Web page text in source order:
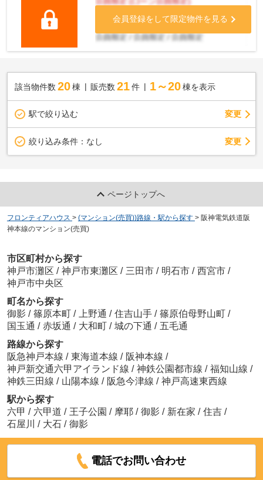
会員登録をして限定物件を見る
該当物件数 20棟 販売数 21 件 1～20 棟を表示
駅で絞り込む 変更
絞り込み条件： なし 変更
ページトップへ
フロンティアハウス > (マンション(売買))路線・駅から探す > 阪神電気鉄道阪
神本線のマンション(売買)
市区町村から探す
神戸市灘区 / 神戸市東灘区 / 三田市 / 明石市 / 西宮市 /
神戸市中央区
町名から探す
御影 / 篠原本町 / 上野通 / 住吉山手 / 篠原伯母野山町 /
国玉通 / 赤坂通 / 大和町 / 城の下通 / 五毛通
路線から探す
阪急神戸本線 / 東海道本線 / 阪神本線 /
神戸新交通六甲アイランド線 / 神鉄公園都市線 / 福知山線 /
神鉄三田線 / 山陽本線 / 阪急今津線 / 神戸高速東西線
駅から探す
六甲 / 六甲道 / 王子公園 / 摩耶 / 御影 / 新在家 / 住吉 /
石屋川
/ 大石 / 御影
電話でお問い合わせ